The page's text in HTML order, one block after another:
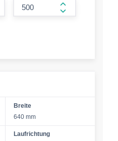
form.increase-
Breite
640 mm
Laufrichtung